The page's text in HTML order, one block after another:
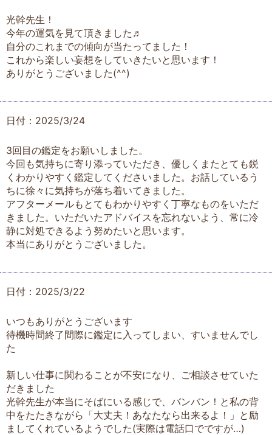
光幹先生！
今年の運気を見て頂きました♬
自分のこれまでの傾向が当たってました！
これから楽しい妄想をしていきたいと思います！
ありがとうございました(^^)
日付：2025/3/24
3回目の鑑定をお願いしました。
今回も気持ちに寄り添っていただき、優しくまたとても鋭
くわかりやすく鑑定してくださいました。お話しているう
ちに徐々に気持ちが落ち着いてきました。
アフターメールもとてもわかりやすく丁寧なものをいただ
きました。いただいたアドバイスを忘れないよう、常に冷
静に対処できるよう努めたいと思います。
本当にありがとうございました。
日付：2025/3/22
いつもありがとうございます
待機時間終了間際に鑑定に入ってしまい、すいませんでし
た
新しい仕事に関わることが不安になり、ご相談させていた
だきました
光幹先生が本当にそばにいる感じで、バンバン！と私の背
中をたたきながら「大丈夫！あなたなら出来るよ！」と励
ましてくれているようでした(実際は電話口でですが…)